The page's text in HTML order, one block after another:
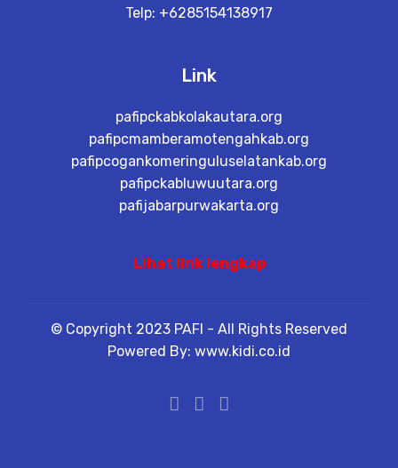
Telp: +6285154138917
Link
pafipckabkolakautara.org
pafipcmamberamotengahkab.org
pafipcogankomeringuluselatankab.org
pafipckabluwuutara.org
pafijabarpurwakarta.org
Lihat link lengkap
© Copyright 2023 PAFI - All Rights Reserved
Powered By: www.kidi.co.id